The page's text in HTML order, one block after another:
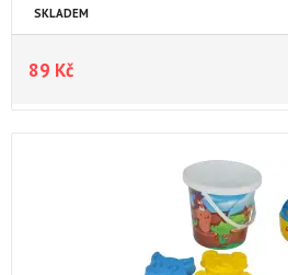
SKLADEM
89 Kč